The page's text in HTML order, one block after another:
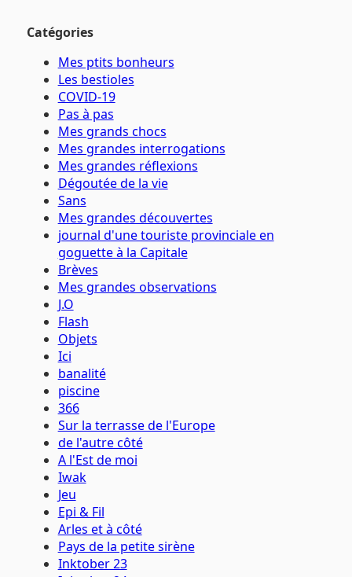
Catégories
Mes ptits bonheurs
Les bestioles
COVID-19
Pas à pas
Mes grands chocs
Mes grandes interrogations
Mes grandes réflexions
Dégoutée de la vie
Sans
Mes grandes découvertes
journal d'une touriste provinciale en
goguette à la Capitale
Brèves
Mes grandes observations
J.O
Flash
Objets
Ici
banalité
piscine
366
Sur la terrasse de l'Europe
de l'autre côté
A l'Est de moi
Iwak
Jeu
Epi & Fil
Arles et à côté
Pays de la petite sirène
Inktober 23